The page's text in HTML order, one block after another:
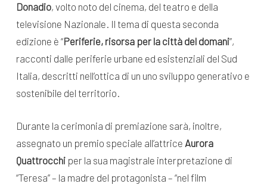
Donadio, volto noto del cinema, del teatro e della
televisione Nazionale. Il tema di questa seconda
edizione è “Periferie, risorsa per la città del domani”,
racconti dalle periferie urbane ed esistenziali del Sud
Italia, descritti nell’ottica di un uno sviluppo generativo e
sostenibile del territorio.
Durante la cerimonia di premiazione sarà, inoltre,
assegnato un premio speciale all’attrice Aurora
Quattrocchi per la sua magistrale interpretazione di
“Teresa” – la madre del protagonista – “nel film